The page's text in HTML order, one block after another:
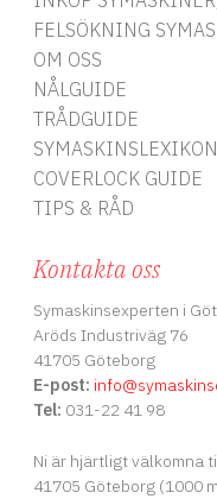
stygnplattan och
pressarfoten har
med utrymme för
Använd två separata
och mata in dem som en
men separera dem
att varje tråd går genom
en professionell finish
denna extra breda
dekorativ elegans.
FELSÖKNING
OM OSS
NÅLGUIDE
TRÅDGUIDE
SYMASKINSLEXIKON
COVERLOCK GUIDE
TIPS & RÅD
Kontakta oss
Symaskinsexperten i
Aröds Industriväg 76
41705 Göteborg
E-post: info
Tel: 031-22 41 98
Ni är hjärtligt välkomna
41705 Göteborg (1000